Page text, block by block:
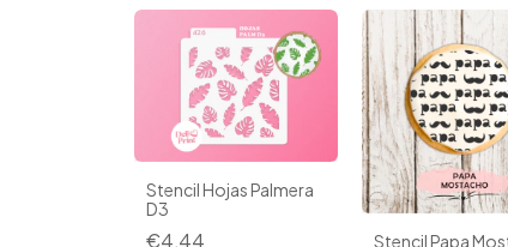
Stencil Hojas Palmera
D3
€4,44 Stencil Papa